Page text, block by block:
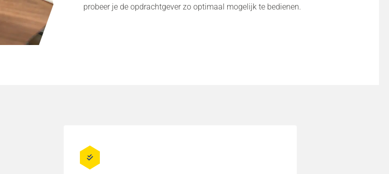
probeer je de opdrachtgever zo optimaal mogelijk te bedienen.